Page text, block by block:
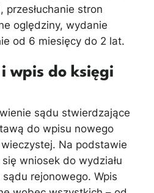
przesłuchanie stron
oględziny, wydanie
od 6 miesięcy do 2 lat.
wpis do księgi
sądu stwierdzające
do wpisu nowego
Na podstawie
wniosek do wydziału
rejonowego. Wpis